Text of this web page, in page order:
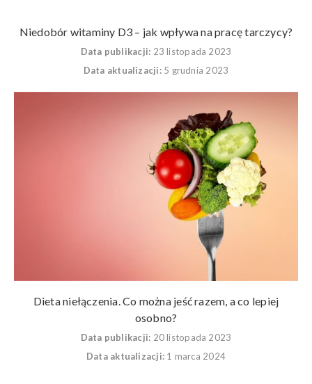
Niedobór witaminy D3 – jak wpływa na pracę tarczycy?
Data publikacji: 23 listopada 2023
Data aktualizacji: 5 grudnia 2023
Dieta niełączenia. Co można jeść razem, a co lepiej
osobno?
Data publikacji: 20 listopada 2023
Data aktualizacji: 1 marca 2024